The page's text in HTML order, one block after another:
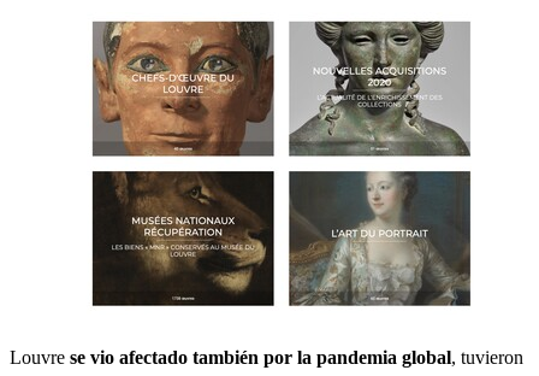
Louvre se vio afectado también por la pandemia global, tuvieron